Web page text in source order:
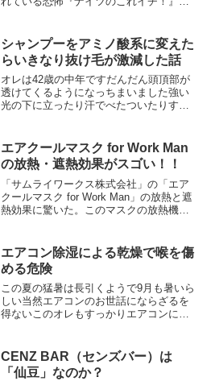
汚れがあそこまで落とせるなんてすごい
なと驚いてしまった。普段...
シャンプーをアミノ酸系に変えた
らいきなり抜け毛が激減した話
オレは42歳の中年ですだんだん頭頂部が
透けてくるようになっちまいました強い
光の下に立ったり汗でべたついたりする
ないそんなことしたら頭皮が剥き出しに
なっちまうこのまんまじ...
エアクールマスク for Work Man
の放熱・遮熱効果がスゴい！！
「サムライワークス株式会社」の「エア
クールマスク for Work Man」の放熱と遮
熱効果に驚いた。このマスクの放熱機能
陽から放たれている遠赤外線をしっかり
遮断してく...
エアコン除湿による乾燥で喉を傷
める危険
この夏の猛暑は長引くようで9月も暑いら
しい当然エアコンのお世話にならざるを
得ないこのオレもすっかりエアコンにか
リーは突然に」って感じ？いろんなこと
がありすぎて一体何から...
CENZ BAR（センズバー）は
「仙豆」なのか？